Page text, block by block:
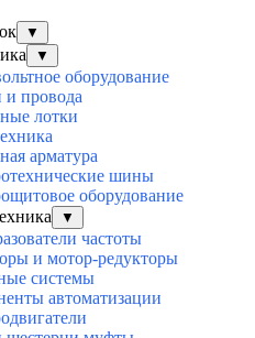
▼
▼
оборудование
и провода
лотки
арматура
шины
оборудование
▼
частоты
и мотор-редукторы
системы
автоматизации